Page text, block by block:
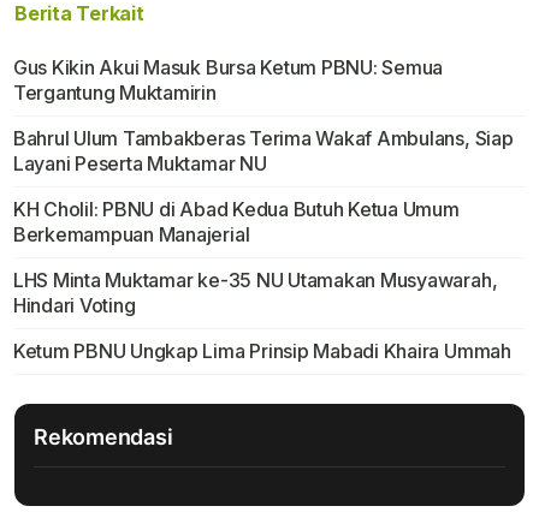
Berita Terkait
Gus Kikin Akui Masuk Bursa Ketum PBNU: Semua
Tergantung Muktamirin
Bahrul Ulum Tambakberas Terima Wakaf Ambulans, Siap
Layani Peserta Muktamar NU
KH Cholil: PBNU di Abad Kedua Butuh Ketua Umum
Berkemampuan Manajerial
LHS Minta Muktamar ke-35 NU Utamakan Musyawarah,
Hindari Voting
Ketum PBNU Ungkap Lima Prinsip Mabadi Khaira Ummah
Rekomendasi